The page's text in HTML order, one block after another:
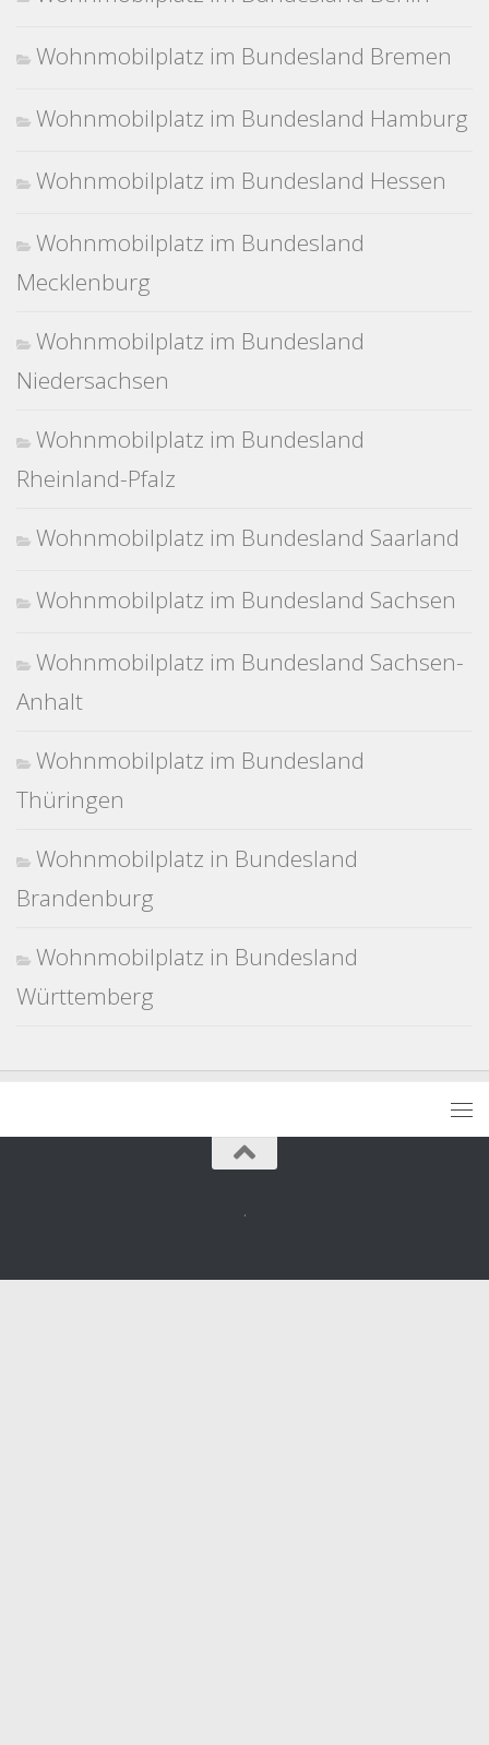
Wohnmobilplatz im Bundesland Bremen
Wohnmobilplatz im Bundesland Hamburg
Wohnmobilplatz im Bundesland Hessen
Wohnmobilplatz im Bundesland
Mecklenburg
Wohnmobilplatz im Bundesland
Niedersachsen
Wohnmobilplatz im Bundesland
Rheinland-Pfalz
Wohnmobilplatz im Bundesland Saarland
Wohnmobilplatz im Bundesland Sachsen
Wohnmobilplatz im Bundesland Sachsen-
Anhalt
Wohnmobilplatz im Bundesland
Thüringen
Wohnmobilplatz in Bundesland
Brandenburg
Wohnmobilplatz in Bundesland
Württemberg
.